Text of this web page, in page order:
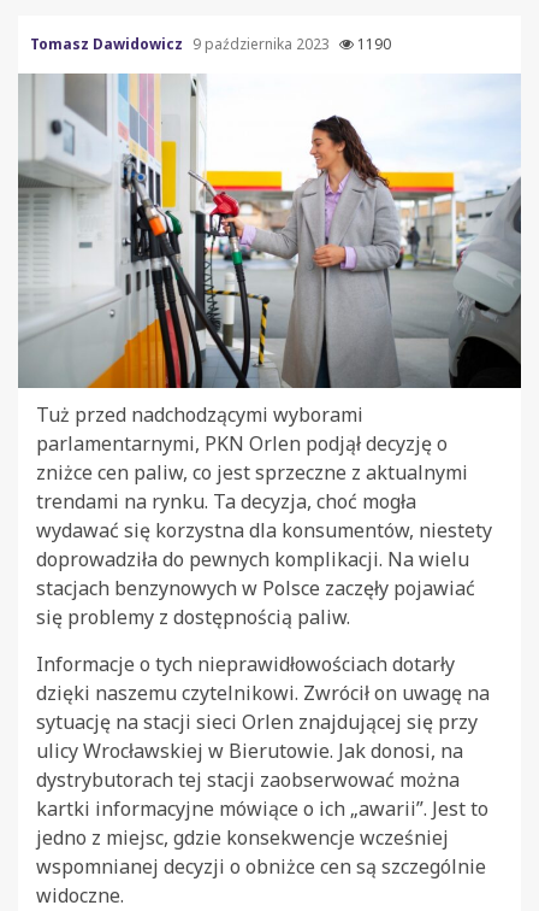
Tomasz Dawidowicz 9 października 2023 1190
Tuż przed nadchodzącymi wyborami
parlamentarnymi, PKN Orlen podjął decyzję o
zniżce cen paliw, co jest sprzeczne z aktualnymi
trendami na rynku. Ta decyzja, choć mogła
wydawać się korzystna dla konsumentów, niestety
doprowadziła do pewnych komplikacji. Na wielu
stacjach benzynowych w Polsce zaczęły pojawiać
się problemy z dostępnością paliw.
Informacje o tych nieprawidłowościach dotarły
dzięki naszemu czytelnikowi. Zwrócił on uwagę na
sytuację na stacji sieci Orlen znajdującej się przy
ulicy Wrocławskiej w Bierutowie. Jak donosi, na
dystrybutorach tej stacji zaobserwować można
kartki informacyjne mówiące o ich „awarii”. Jest to
jedno z miejsc, gdzie konsekwencje wcześniej
wspomnianej decyzji o obniżce cen są szczególnie
widoczne.